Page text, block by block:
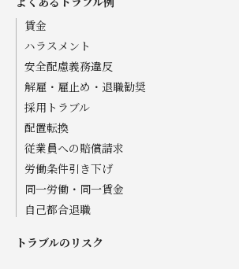
賃金
ハラスメント
安全配慮義務違反
解雇・雇止め・退職勧奨
採用トラブル
配置転換
従業員への賠償請求
労働条件引き下げ
同一労働・同一賃金
自己都合退職
トラブルのリスク